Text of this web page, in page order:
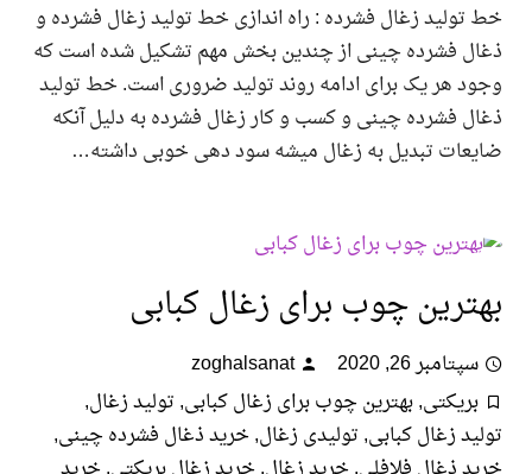
زغال فشرده : راه اندازی خط تولید زغال فشرده و
فشرده چینی از چندین بخش مهم تشکیل شده است که
هر یک برای ادامه روند تولید ضروری است. خط تولید
فشرده چینی و کسب و کار زغال فشرده به دلیل آنکه
تبدیل به زغال میشه سود دهی خوبی داشته…
چوب برای زغال کبابی
26, 2020
zoghalsanat
,بهترین چوب برای زغال کبابی,تولید زغال,
زغال کبابی,تولیدی زغال,خرید ذغال فشرده چینی,